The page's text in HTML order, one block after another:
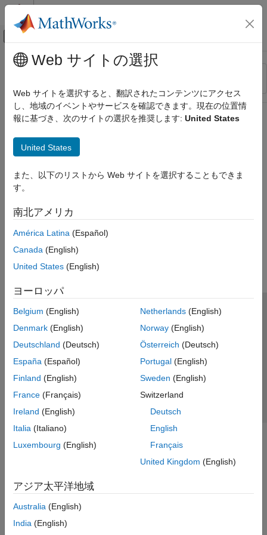
コンテンツへスキップ
オフキャンバス ナビゲーション メ
リソース
ステータス
メインコンテンツ
Web サイトの選択
Web サイトを選択すると、翻訳されたコンテンツにアクセス
し、地域のイベントやサービスを確認できます。現在の位置情
報に基づき、次のサイトの選択を推奨します: United States
United States
また、以下のリストから Web サイトを選択することもできま
す。
南北アメリカ
América Latina (Español)
Canada (English)
United States (English)
ヨーロッパ
Belgium (English)
Denmark (English)
Deutschland (Deutsch)
España (Español)
Finland (English)
France (Français)
Ireland (English)
Italia (Italiano)
Luxembourg (English)
Netherlands(English)
Norway(English)
Österreich (Deutsch)
Portugal(English)
Sweden (English)
Switzerland
Deutsch
English
Français
United Kingdom (English)
アジア太平洋地域
Australia (English)
India (English)
トラストセンター
プライバシー ポリシー
違法コピー防止
アプリケーション ステータス
© 1994-2026 The MathWorks, Inc.